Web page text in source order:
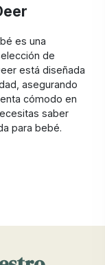
es una
de
está diseñada
asegurando
cómodo en
saber
para bebé.
bebés
una variedad
nuestros